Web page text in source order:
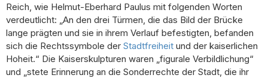
Reich, wie Helmut-Eberhard Paulus mit folgenden Worten
verdeutlicht: „An den drei Türmen, die das Bild der Brücke
lange prägten und sie in ihrem Verlauf befestigten, befanden
sich die Rechtssymbole der Stadtfreiheit und der kaiserlichen
Hoheit.“ Die Kaiserskulpturen waren „figurale Verbildlichung“
und „stete Erinnerung an die Sonderrechte der Stadt, die ihr